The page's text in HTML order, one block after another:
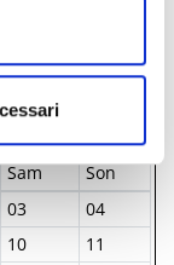
Sam
Son
03
04
10
11